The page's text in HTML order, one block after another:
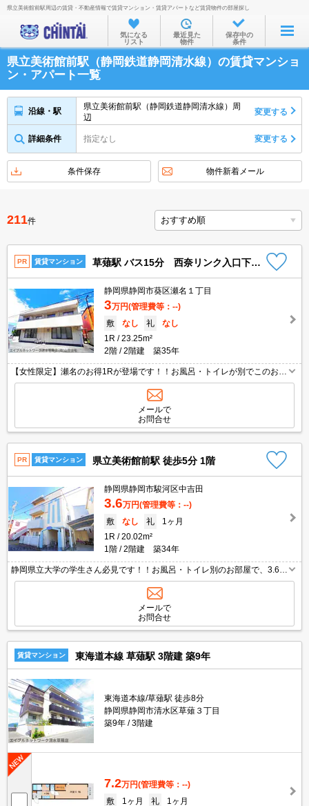
お部屋を探す
沿線・駅から
住所から
家賃相場から
不動産会社から
県立美術館前駅周辺の賃貸・不動産情報で賃貸マンション・賃貸アパートなど賃貸物件の部屋探し
気になる
リスト
最近見た
物件
保存中の
条件
県立美術館前駅（静岡鉄道静岡清水線）の賃貸マンショ
ン・アパート一覧
沿線・駅
県立美術館前駅（静岡鉄道静岡清水線）周
辺
変更する
詳細条件 指定なし 変更する
条件保存 物件新着メール
211件
PR 賃貸マンション 草薙駅 バス15分 西奈リンク入口下車：停歩3分 2階
静岡県静岡市葵区瀬名１丁目
3万円(管理費等：--)
敷
なし 礼
なし
1R
23.25m²
2階
2階建 築35年
【女性限定】瀬名のお得1Rが登場です！！お風呂・トイレが別でこのお家
賃はと～っても魅力的ですよね！！生活費を抑えて趣味のお金にあてた
い…でもお風呂とトイレは別がいい…そんな悩める女性も必見です☆エア
コン1台付きで駐車場ありますのでお車で通勤・通学される方にもとって
もオススメ(^^♪2階角部屋、鉄骨造なので音も最小限に♪
メールで
お問合せ
PR 賃貸マンション 県立美術館前駅 徒歩5分 1階
静岡県静岡市駿河区中吉田
3.6万円(管理費等：--)
敷
なし 礼
1ヶ月
1R
20.02m²
1階
2階建 築34年
静岡県立大学の学生さん必見です！！お風呂・トイレ別のお部屋で、3.6万
円はとってもお得なお家賃ですよ☆さらに独立洗面台まで付いちゃってま
す♪独立洗面台は新しく入れ替え済みですよ！！ミニ冷蔵庫も付いていま
す♪角のお部屋で窓もいっぱい☆ドラッグストア・コンビニが近くて買い
物がとっても便利ですよ！！ぜひお問い合わせください！
メールで
お問合せ
賃貸マンション 東海道本線 草薙駅 3階建 築9年
東海道本線/草薙駅 徒歩8分
静岡県静岡市清水区草薙３丁目
築9年
3階建
7.2万円(管理費等：--)
敷
1ヶ月 礼
1ヶ月